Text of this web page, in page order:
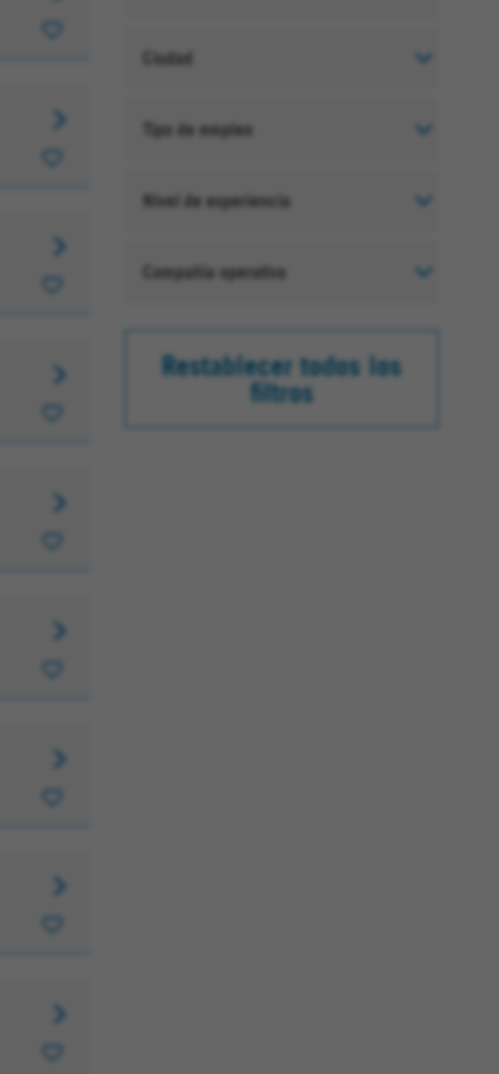
Ciudad
Tipo de empleo
Nivel de experiencia
Compañía operativa
Restablecer todos los
filtros